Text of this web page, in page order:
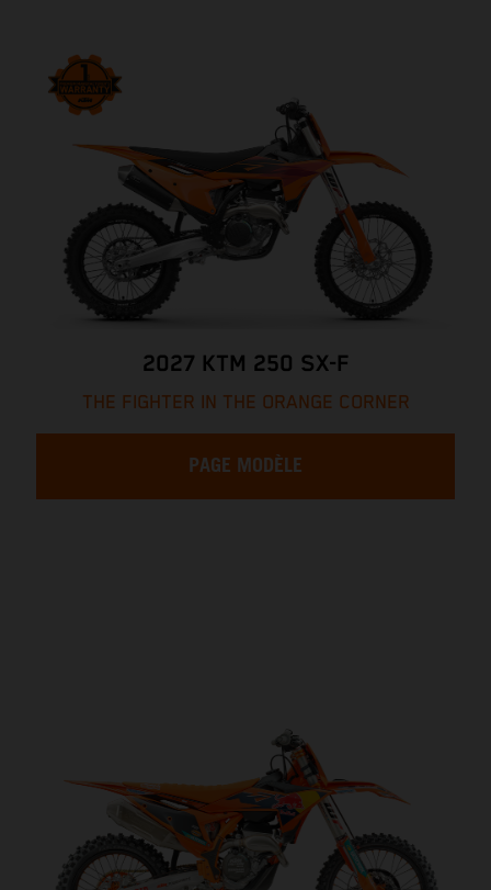
2027 KTM 250 SX-F
THE FIGHTER IN THE ORANGE CORNER
PAGE MODÈLE